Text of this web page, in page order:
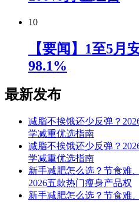
10
【要闻】1至5月
98.1%
最新发布
减脂不挨饿还少反弹？
学减重优选指南
减脂不挨饿还少反弹？
学减重优选指南
新手减肥怎么选？节食难
2026五款热门瘦身产品权
新手减肥怎么选？节食难